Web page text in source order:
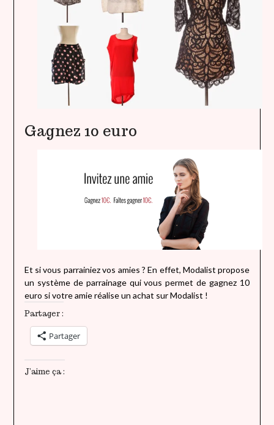
Gagnez 10 euro
Et si vous parrainiez vos amies ? En effet, Modalist propose
un système de parrainage qui vous permet de gagnez 10
euro si votre amie réalise un achat sur Modalist !
Partager :
Partager
J’aime ça :